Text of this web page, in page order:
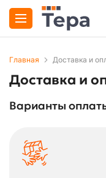
Главная Доставка и
Доставка и
Варианты